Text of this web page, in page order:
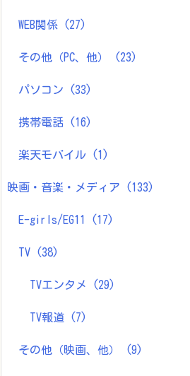
WEB関係 (27)
その他（PC、他） (23)
パソコン (33)
携帯電話 (16)
楽天モバイル (1)
映画・音楽・メディア (133)
E-girls/EG11 (17)
TV (38)
TVエンタメ (29)
TV報道 (7)
その他（映画、他） (9)